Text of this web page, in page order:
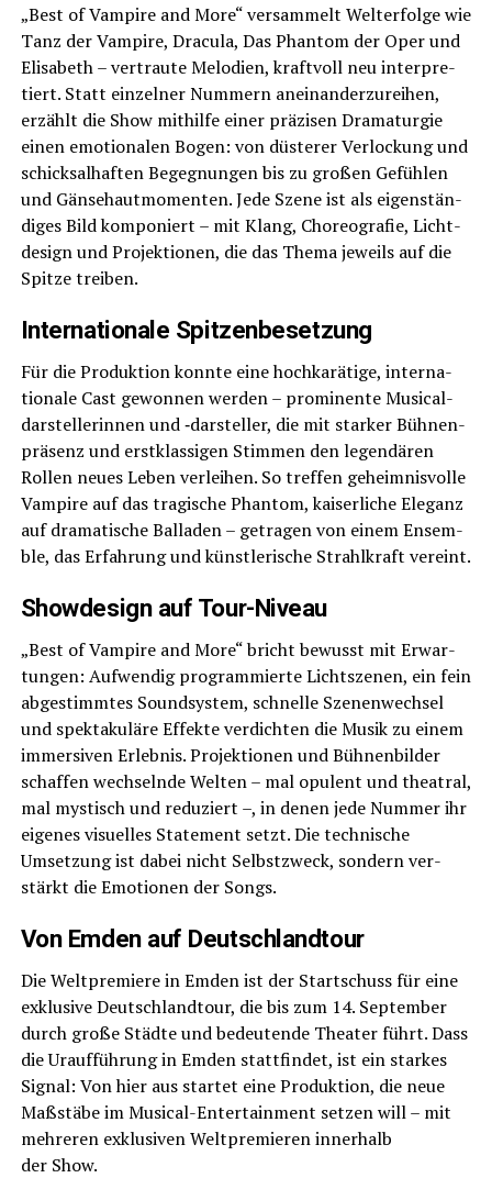
„Best of Vam­pi­re and More“ ver­sam­melt Welt­erfol­ge wie
Tanz der Vam­pi­re, Dra­cu­la, Das Phan­tom der Oper und
Eli­sa­beth – ver­trau­te Melo­dien, kraft­voll neu inter­pre­
tiert. Statt ein­zel­ner Num­mern anein­an­der­zu­rei­hen,
erzählt die Show mit­hil­fe einer prä­zi­sen Dra­ma­tur­gie
einen emo­tio­na­len Bogen: von düs­te­rer Ver­lo­ckung und
schick­sal­haf­ten Begeg­nun­gen bis zu gro­ßen Gefüh­len
und Gän­se­haut­mo­men­ten. Jede Sze­ne ist als eigen­stän­
di­ges Bild kom­po­niert – mit Klang, Cho­reo­gra­fie, Licht­
de­sign und Pro­jek­tio­nen, die das The­ma jeweils auf die
Spit­ze treiben.
Inter­na­tio­na­le Spitzenbesetzung
Für die Pro­duk­ti­on konn­te eine hoch­ka­rä­ti­ge, inter­na­
tio­na­le Cast gewon­nen wer­den – pro­mi­nen­te Musi­cal­
dar­stel­le­rin­nen und ‑dar­stel­ler, die mit star­ker Büh­nen­
prä­senz und erst­klas­si­gen Stim­men den legen­dä­ren
Rol­len neu­es Leben ver­lei­hen. So tref­fen geheim­nis­vol­le
Vam­pi­re auf das tra­gi­sche Phan­tom, kai­ser­li­che Ele­ganz
auf dra­ma­ti­sche Bal­la­den – getra­gen von einem Ensem­
ble, das Erfah­rung und künst­le­ri­sche Strahl­kraft vereint.
Show­de­sign auf Tour-Niveau
„Best of Vam­pi­re and More“ bricht bewusst mit Erwar­
tun­gen: Auf­wen­dig pro­gram­mier­te Licht­sze­nen, ein fein
abge­stimm­tes Sound­sys­tem, schnel­le Sze­nen­wech­sel
und spek­ta­ku­lä­re Effek­te ver­dich­ten die Musik zu einem
immersi­ven Erleb­nis. Pro­jek­tio­nen und Büh­nen­bil­der
schaf­fen wech­seln­de Wel­ten – mal opu­lent und thea­tral,
mal mys­tisch und redu­ziert –, in denen jede Num­mer ihr
eige­nes visu­el­les State­ment setzt. Die tech­ni­sche
Umset­zung ist dabei nicht Selbst­zweck, son­dern ver­
stärkt die Emo­tio­nen der Songs.
Von Emden auf Deutschlandtour
Die Welt­pre­mie­re in Emden ist der Start­schuss für eine
exklu­si­ve Deutsch­land­tour, die bis zum 14. Sep­tem­ber
durch gro­ße Städ­te und bedeu­ten­de Thea­ter führt. Dass
die Urauf­füh­rung in Emden statt­fin­det, ist ein star­kes
Signal: Von hier aus star­tet eine Pro­duk­ti­on, die neue
Maß­stä­be im Musi­cal-Enter­tain­ment set­zen will – mit
meh­re­ren exklu­si­ven Welt­pre­mie­ren inner­halb
der Show.